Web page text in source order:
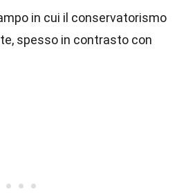
in cui il conservatorismo
spesso in contrasto con